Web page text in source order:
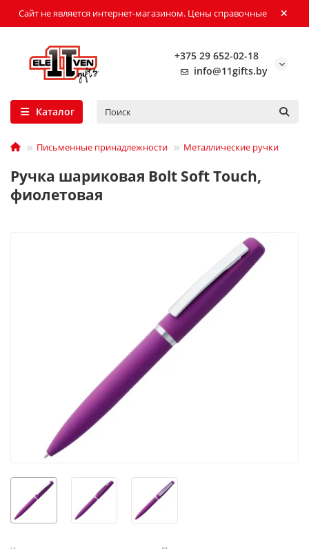
Сайт не является интернет-магазином. Цены справочные
+375 29 652-02-18
info@11gifts.by
Каталог
Письменные принадлежности Металлические ручки
Ручка шариковая Bolt Soft Touch,
фиолетовая